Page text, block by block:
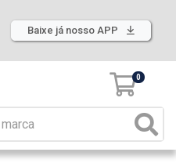
Baixe já nosso APP
0